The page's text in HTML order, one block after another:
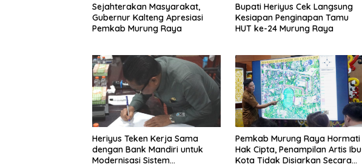
Sejahterakan Masyarakat,
Gubernur Kalteng Apresiasi
Pemkab Murung Raya
Bupati Heriyus Cek Langsung
Kesiapan Penginapan Tamu
HUT ke-24 Murung Raya
Heriyus Teken Kerja Sama
dengan Bank Mandiri untuk
Modernisasi Sistem
Pemkab Murung Raya Hormati
Hak Cipta, Penampilan Artis Ibu
Kota Tidak Disiarkan Secara